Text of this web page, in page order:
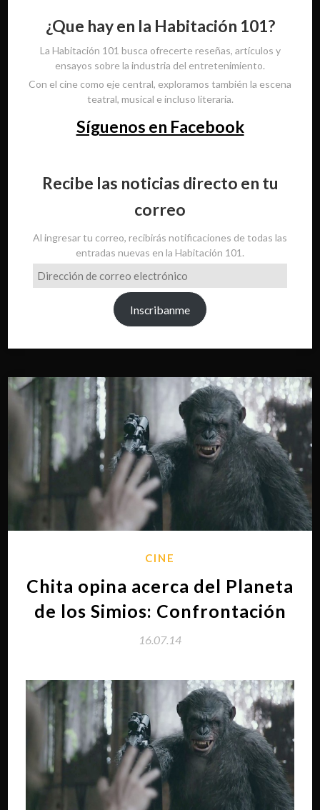
¿Que hay en la Habitación 101?
La Habitación 101 busca ofrecerte reseñas, artículos y
ensayos sobre la industria del entretenimiento.
Con el cine como eje central, exploramos también la escena
teatral, musical e incluso literaria.
Síguenos en Facebook
Recibe las noticias directo en tu
correo
Al ingresar tu correo, recibirás notificaciones de todas las
entradas nuevas en la Habitación 101.
Dirección
de
Inscribanme
CINE
Chita opina acerca del Planeta
de los Simios: Confrontación
16.07.14